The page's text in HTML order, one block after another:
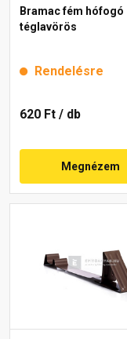
Bramac fém hófogó
téglavörös
Rendelésre
620 Ft / db
Megnézem